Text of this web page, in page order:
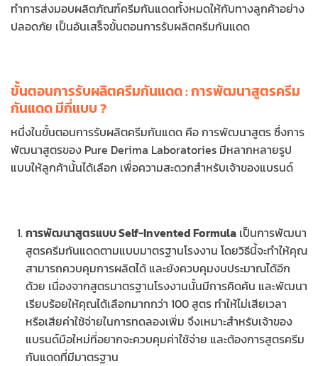
ทำการส่งมอบผลิตภัณฑ์ครีมกันแดดทั้งหมดให้กับทางลูกค้าอย่าง
ปลอดภัย เป็นอันเสร็จขั้นตอนการรับผลิตครีมกันแดด
ขั้นตอนการรับผลิตครีมกันแดด : การพัฒนาสูตรครีม
กันแดด มีกี่แบบ ?
หนึ่งในขั้นตอนการรับผลิตครีมกันแดด คือ การพัฒนาสูตร ซึ่งการ
พัฒนาสูตรของ Pure Derima Laboratories มีหลากหลายรูป
แบบให้ลูกค้านั้นได้เลือก เพื่อความสะดวกสำหรับเจ้าของแบรนด์
การพัฒนาสูตรแบบ Self-Invented Formulaเป็นการพัฒนา
สูตรครีมกันแดดตามแบบมาตรฐานโรงงาน โดยวิธีนี้จะทำให้คุณ
สามารถควบคุมการผลิตได้ และยังควบคุมงบประมาณได้อีก
ด้วย เนื่องจากสูตรมาตรฐานโรงงานนั้นมีการคิดค้น และพัฒนา
เรียบร้อยให้คุณได้เลือกมากกว่า 100 สูตร ทำให้ไม่เสียเวลา
หรือเสียค่าใช้จ่ายในการทดลองเพิ่ม จึงเหมาะสำหรับเจ้าของ
แบรนด์มือใหม่ที่อยากจะควบคุมค่าใช้จ่าย และต้องการสูตรครีม
กันแดดที่มีมาตรฐาน